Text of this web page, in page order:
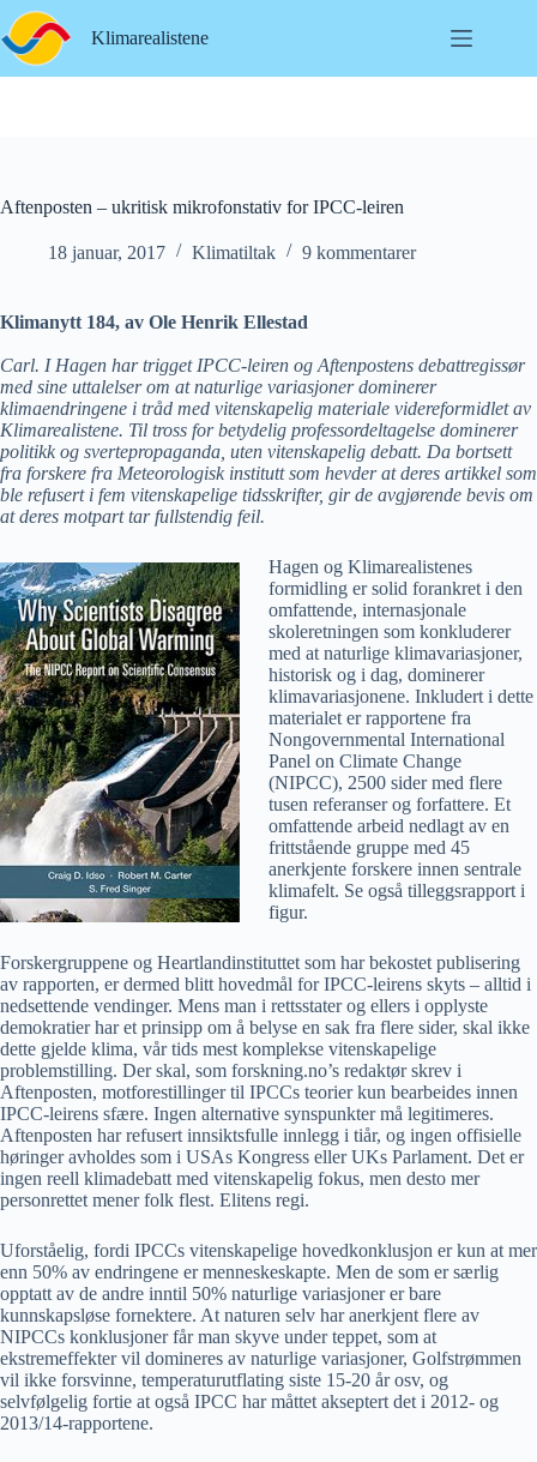
Hopp
til
innholdet
Klimarealistene
Aftenposten – ukritisk mikrofonstativ for IPCC-leiren
18 januar, 2017 Klimatiltak 9 kommentarer
Klimanytt 184, av Ole Henrik Ellestad
Carl. I Hagen har trigget IPCC-leiren og Aftenpostens debattregissør
med sine uttalelser om at naturlige variasjoner dominerer
klimaendringene i tråd med vitenskapelig materiale videreformidlet av
Klimarealistene. Til tross for betydelig professordeltagelse dominerer
politikk og svertepropaganda, uten vitenskapelig debatt. Da bortsett
fra forskere fra Meteorologisk institutt som hevder at deres artikkel som
ble refusert i fem vitenskapelige tidsskrifter, gir de avgjørende bevis om
at deres motpart tar fullstendig feil.
Hagen og Klimarealistenes
formidling er solid forankret i den
omfattende, internasjonale
skoleretningen som konkluderer
med at naturlige klimavariasjoner,
historisk og i dag, dominerer
klimavariasjonene. Inkludert i dette
materialet er rapportene fra
Nongovernmental International
Panel on Climate Change
(NIPCC), 2500 sider med flere
tusen referanser og forfattere. Et
omfattende arbeid nedlagt av en
frittstående gruppe med 45
anerkjente forskere innen sentrale
klimafelt. Se også tilleggsrapport i
figur.
Forskergruppene og Heartlandinstituttet som har bekostet publisering
av rapporten, er dermed blitt hovedmål for IPCC-leirens skyts – alltid i
nedsettende vendinger. Mens man i rettsstater og ellers i opplyste
demokratier har et prinsipp om å belyse en sak fra flere sider, skal ikke
dette gjelde klima, vår tids mest komplekse vitenskapelige
problemstilling. Der skal, som forskning.no’s redaktør skrev i
Aftenposten, motforestillinger til IPCCs teorier kun bearbeides innen
IPCC-leirens sfære. Ingen alternative synspunkter må legitimeres.
Aftenposten har refusert innsiktsfulle innlegg i tiår, og ingen offisielle
høringer avholdes som i USAs Kongress eller UKs Parlament. Det er
ingen reell klimadebatt med vitenskapelig fokus, men desto mer
personrettet mener folk flest. Elitens regi.
Uforståelig, fordi IPCCs vitenskapelige hovedkonklusjon er kun at mer
enn 50% av endringene er menneskeskapte. Men de som er særlig
opptatt av de andre inntil 50% naturlige variasjoner er bare
kunnskapsløse fornektere. At naturen selv har anerkjent flere av
NIPCCs konklusjoner får man skyve under teppet, som at
ekstremeffekter vil domineres av naturlige variasjoner, Golfstrømmen
vil ikke forsvinne, temperaturutflating siste 15-20 år osv, og
selvfølgelig fortie at også IPCC har måttet akseptert det i 2012- og
2013/14-rapportene.